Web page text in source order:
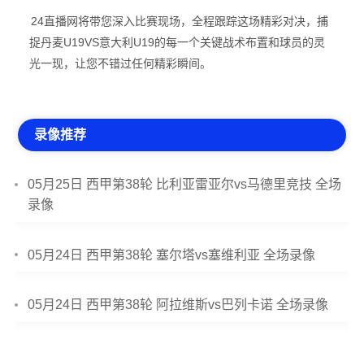
24直播网将带您深入比赛现场，全程跟踪这场精彩对决，捕
捉丹麦U19VS意大利U19的每一个关键战术布置和球员的灵
光一现，让您不错过任何精彩瞬间。
录像推荐
05月25日 西甲第38轮 比利亚雷亚尔vs马德里竞技 全场
录像
05月24日 西甲第38轮 塞尔塔vs塞维利亚 全场录像
05月24日 西甲第38轮 阿拉维斯vs巴列卡诺 全场录像